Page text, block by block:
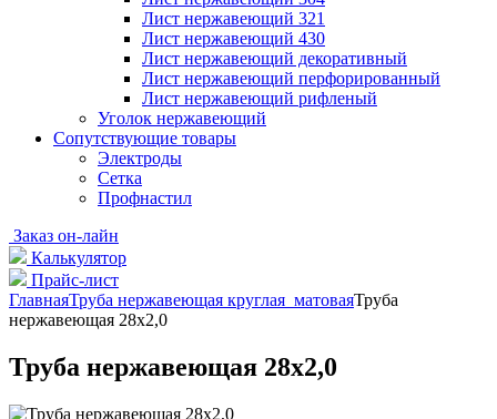
Лист нержавеющий 321
Лист нержавеющий 430
Лист нержавеющий декоративный
Лист нержавеющий перфорированный
Лист нержавеющий рифленый
Уголок нержавеющий
Cопутствующие товары
Электроды
Сетка
Профнастил
Заказ он-лайн
Калькулятор
Прайс-лист
ГлавнаяТруба нержавеющая круглая матоваяТруба
нержавеющая 28х2,0
Труба нержавеющая 28х2,0